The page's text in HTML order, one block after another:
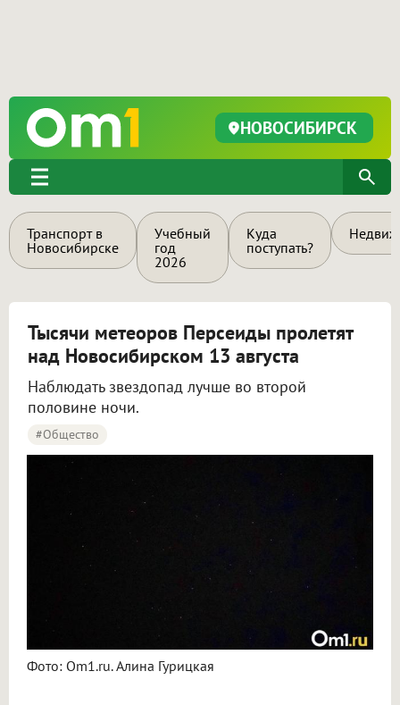
НОВОСИБИРСК
Транспорт в
Новосибирске
Учебный
год
2026
Куда
поступать?
Тысячи метеоров Персеиды пролетят
над Новосибирском 13 августа
Наблюдать звездопад лучше во второй
половине ночи.
#Общество
Фото: Om1.ru. Алина Гурицкая